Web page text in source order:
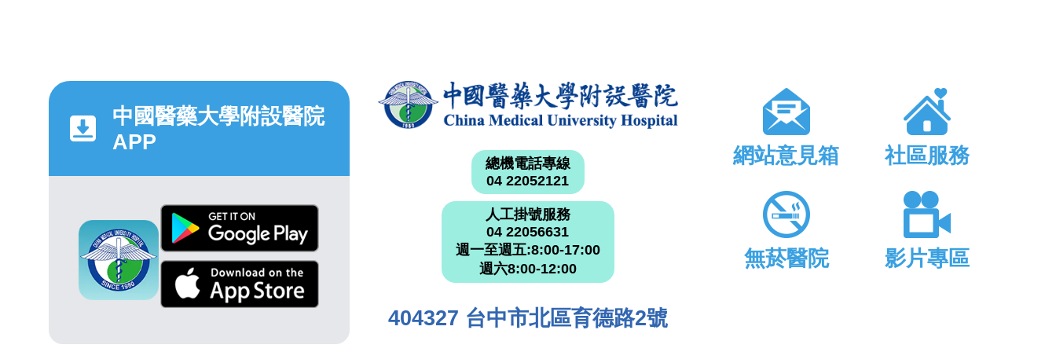
中國醫藥大學附設醫院
APP
總機電話專線
04 22052121
人工掛號服務
04 22056631
週一至週五:8:00-17:00
週六8:00-12:00
404327 台中市北區育德路2號
網站意見箱 社區服務
無菸醫院 影片專區